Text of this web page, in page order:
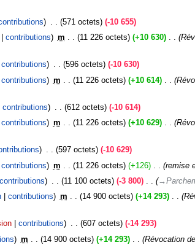
571 octets
-10 655
contributions m 11 226 octets +10 630 ‎
contributions 596 octets
-10 630
contributions m 11 226 octets +10 614 ‎
contributions 612 octets
-10 614
contributions m 11 226 octets +10 629 ‎
597 octets
-10 629
contributions m 11 226 octets +126 ‎
remise
contributions 11 100 octets -3 800 ‎
contributions m 14 900 octets +14 293 ‎
contributions 607 octets
-14 293
m 14 900 octets +14 293 ‎ Révocation